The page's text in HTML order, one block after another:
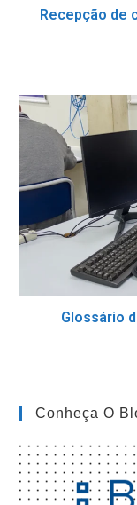
Recepção de
Glossário
Conheça O